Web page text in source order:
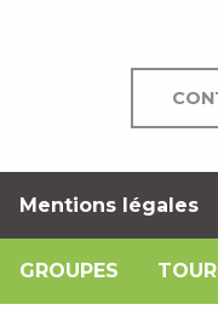
Mentions légales
GROUPES